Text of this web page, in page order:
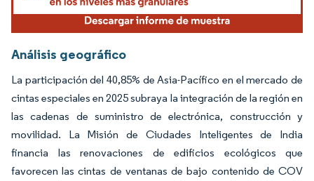
Análisis geográfico
La participación del 40,85% de Asia-Pacífico en el mercado de
cintas especiales en 2025 subraya la integración de la región en
las cadenas de suministro de electrónica, construcción y
movilidad. La Misión de Ciudades Inteligentes de India
financia las renovaciones de edificios ecológicos que
favorecen las cintas de ventanas de bajo contenido de COV